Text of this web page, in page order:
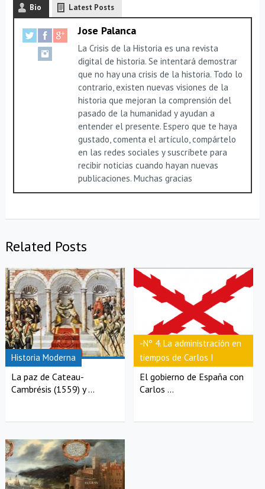
Bio Latest Posts
Jose Palanca
La Crisis de la Historia es una revista
digital de historia. Se intentará demostrar
que no hay una crisis de la historia. Todo lo
contrario, existen nuevas visiones de la
historia que mejoran la comprensión del
pasado de la humanidad y ayudan a
entender el presente. Espero que te haya
gustado, comenta el artículo, compártelo
en las redes sociales y suscríbete para
recibir noticias cuando hayan nuevas
publicaciones. Muchas gracias
Related Posts
Historia Moderna
La paz de Cateau-
Cambrésis (1559) y ...
-Nº 4. La administración en
tiempos de Carlos I
El gobierno de España con
Carlos ...